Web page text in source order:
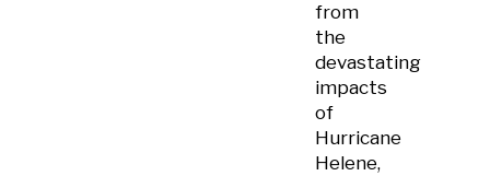
from
the
devastating
impacts
of
Hurricane
Helene,